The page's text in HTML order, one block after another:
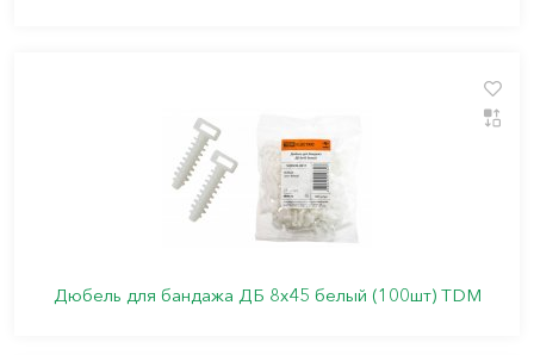
Дюбель для бандажа ДБ 8х45 белый (100шт) TDM